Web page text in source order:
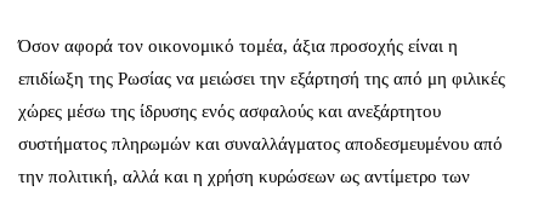
Όσον αφορά τον οικονομικό τομέα, άξια προσοχής είναι η
επιδίωξη της Ρωσίας να μειώσει την εξάρτησή της από μη φιλικές
χώρες μέσω της ίδρυσης ενός ασφαλούς και ανεξάρτητου
συστήματος πληρωμών και συναλλάγματος αποδεσμευμένου από
την πολιτική, αλλά και η χρήση κυρώσεων ως αντίμετρο των